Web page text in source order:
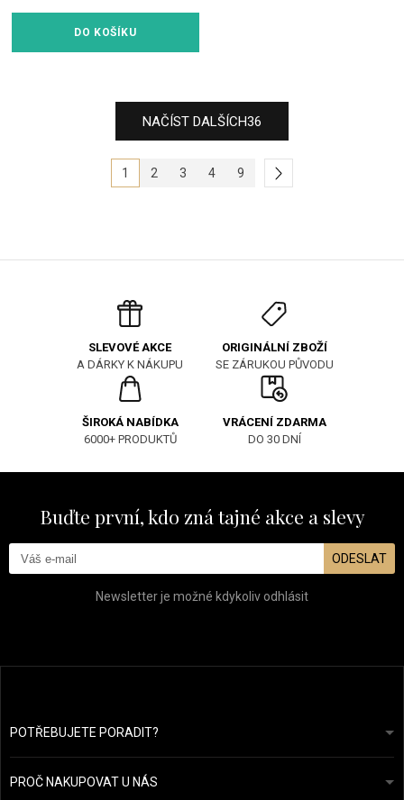
DO KOŠÍKU
NAČÍST DALŠÍCH36
1 2 3 4 9
SLEVOVÉ AKCE
A DÁRKY K NÁKUPU
ORIGINÁLNÍ ZBOŽÍ
SE ZÁRUKOU PŮVODU
ŠIROKÁ NABÍDKA
6000+ PRODUKTŮ
VRÁCENÍ ZDARMA
DO 30 DNÍ
Buďte první, kdo zná tajné akce a slevy
ODESLAT
Newsletter je možné kdykoliv odhlásit
POTŘEBUJETE PORADIT?info@prozdravevlasy.cz
Odpovíme do 24 hodin.
PROČ NAKUPOVAT U NÁS
Obchodní podmínky
Ochrana osobních údajů
Náš příběh